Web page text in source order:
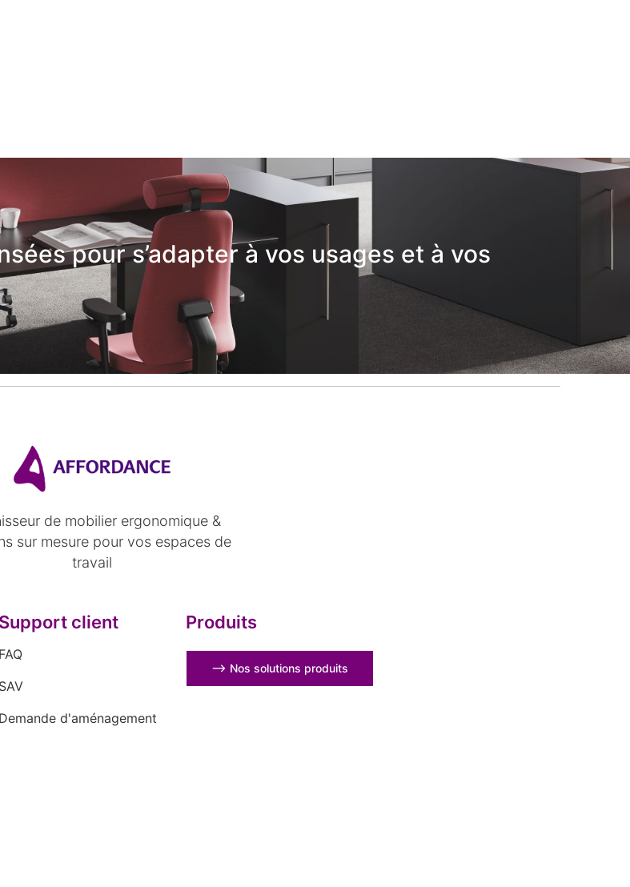
pour s’adapter à vos usages et à vos
de mobilier ergonomique &
sur mesure pour vos espaces de
travail
Support client
FAQ
SAV
Demande d'aménagement
Produits
⟶ Nos solutions produits